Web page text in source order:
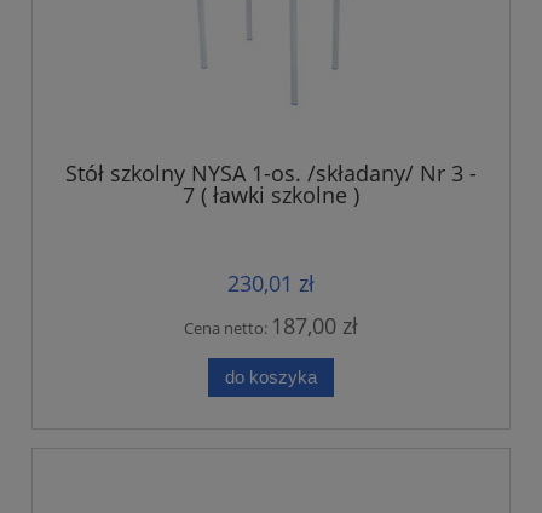
Stół szkolny NYSA 1-os. /składany/ Nr 3 -
7 ( ławki szkolne )
230,01 zł
Cena netto: 187,00 zł
do koszyka